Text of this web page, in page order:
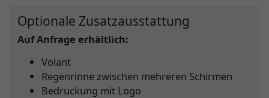
Optionale Zusatzausstattung
Auf Anfrage erhältlich:
Volant
Regenrinne zwischen mehreren Schirmen
Bedruckung mit Logo